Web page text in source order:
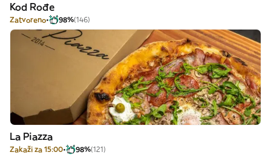
Kod Rođe
Zatvoreno 98%(146)
La Piazza
Zakaži za 15:00 98%(121)